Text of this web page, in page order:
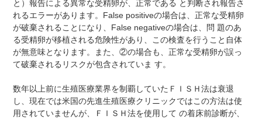
と）報告による異常な受精卵が、正常である と判断され報告さ
れるエラーがあります。False positiveの場合は、正常な受精卵
が破棄されることになり、False negativeの場合は、問 題のあ
る受精卵が移植される危険性があり、この検査を行うこと自体
が無意味となります。また、②の場合も、正常な受精卵が誤っ
て破棄されるリスクが包含されていま す。
数年以上前に生殖医療業界を制覇していたＦＩＳＨ法は衰退
し、現在では米国の先進生殖医療クリニックではこの方法は使
用されていませんが、ＦＩＳＨ法を使用して の着床前診断が、